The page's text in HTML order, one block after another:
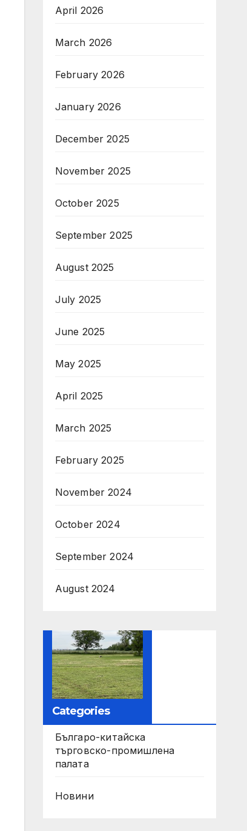
April 2026
March 2026
February 2026
January 2026
December 2025
November 2025
October 2025
September 2025
August 2025
July 2025
June 2025
May 2025
April 2025
March 2025
February 2025
November 2024
October 2024
September 2024
August 2024
Categories
Българо-китайска
търговско-промишлена
палата
Новини